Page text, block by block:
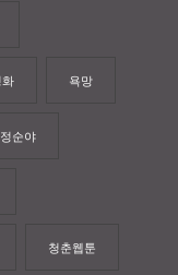
화 욕망
정순야
청춘웹툰